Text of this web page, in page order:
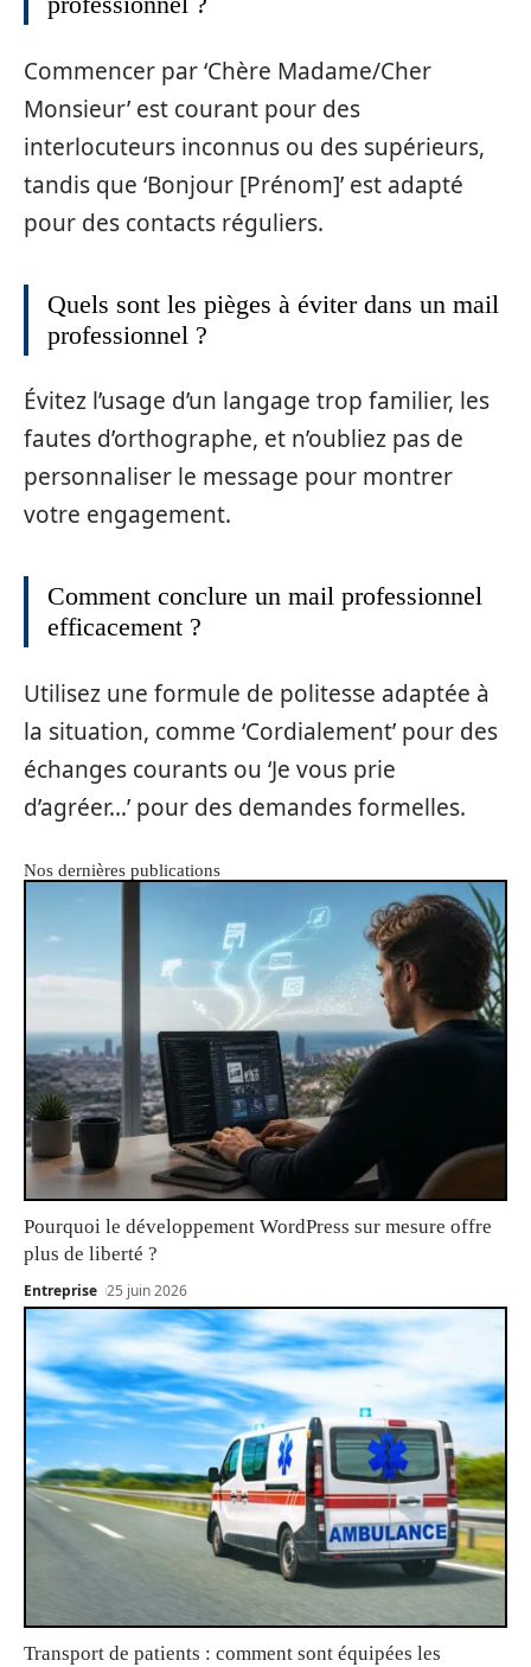
Commencer par ‘Chère Madame/Cher
Monsieur’ est courant pour des
interlocuteurs inconnus ou des supérieurs,
tandis que ‘Bonjour [Prénom]’ est adapté
pour des contacts réguliers.
Quels sont les pièges à éviter dans un mail
professionnel ?
Évitez l’usage d’un langage trop familier, les
fautes d’orthographe, et n’oubliez pas de
personnaliser le message pour montrer
votre engagement.
Comment conclure un mail professionnel
efficacement ?
Utilisez une formule de politesse adaptée à
la situation, comme ‘Cordialement’ pour des
échanges courants ou ‘Je vous prie
d’agréer…’ pour des demandes formelles.
Nos dernières publications
Pourquoi le développement WordPress sur mesure offre
plus de liberté ?
Entreprise 25 juin 2026
Transport de patients : comment sont équipées les